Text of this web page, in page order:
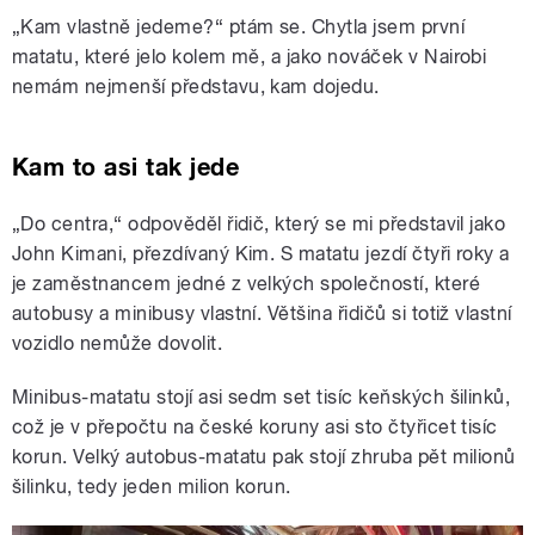
„Kam vlastně jedeme?“ ptám se. Chytla jsem první
matatu, které jelo kolem mě, a jako nováček v Nairobi
nemám nejmenší představu, kam dojedu.
Kam to asi tak jede
„Do centra,“ odpověděl řidič, který se mi představil jako
John Kimani, přezdívaný Kim. S matatu jezdí čtyři roky a
je zaměstnancem jedné z velkých společností, které
autobusy a minibusy vlastní. Většina řidičů si totiž vlastní
vozidlo nemůže dovolit.
Minibus-matatu stojí asi sedm set tisíc keňských šilinků,
což je v přepočtu na české koruny asi sto čtyřicet tisíc
korun. Velký autobus-matatu pak stojí zhruba pět milionů
šilinku, tedy jeden milion korun.